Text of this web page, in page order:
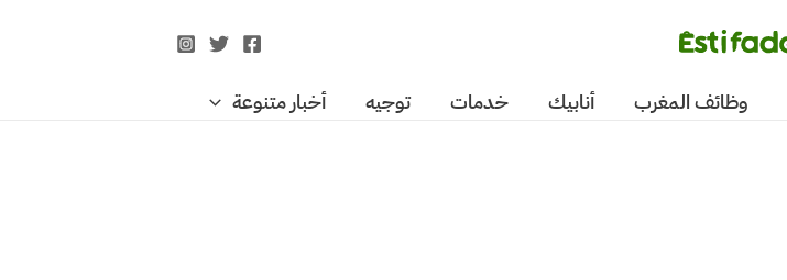
وظائف المغرب أنابيك خدمات توجيه أخبار متنوعة